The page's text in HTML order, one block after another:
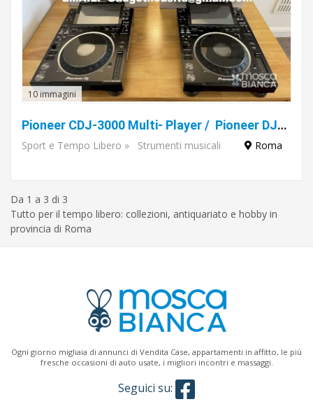
10 immagini
Pioneer CDJ-3000 Multi- Player / Pioneer DJM-A9 DJ Mixer / Pioneer CDJ-2000NXS2 / Pioneer DJM-900NXS2 / Pioneer DJM-V10 / Pioneer DJM-S11 / Pioneer CDJ-Tour1 / Pioneer DJM-TOUR1
Sport e Tempo Libero » Strumenti musicali Roma
Da 1 a 3 di 3
Tutto per il tempo libero: collezioni, antiquariato e hobby in
provincia di Roma
Ogni giorno migliaia di annunci di Vendita Case, appartamenti in affitto, le più
fresche occasioni di auto usate, i migliori incontri e massaggi.
Seguici su: